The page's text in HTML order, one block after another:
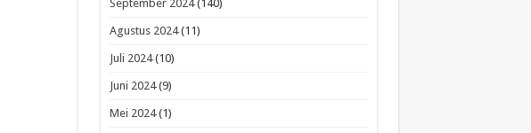
September 2024(140)
Agustus 2024(11)
Juli 2024(10)
Juni 2024(9)
Mei 2024(1)